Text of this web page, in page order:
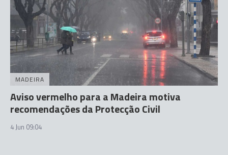
MADEIRA
Aviso vermelho para a Madeira motiva
recomendações da Protecção Civil
4 Jun 09:04